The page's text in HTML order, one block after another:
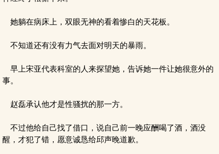
她躺在病床上，双眼无神的看着惨白的天花板。
不知道还有没有力气去面对明天的暴雨。
早上宋亚代表科室的人来探望她，告诉她一件让她很意外的
事。
赵磊承认他才是性骚扰的那一方。
不过他给自己找了借口，说自己前一晚应酬喝了酒，酒没
醒，才犯了错，愿意诚恳给邱声晚道歉。